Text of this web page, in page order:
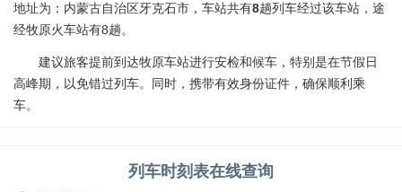
地址为：内蒙古自治区牙克石市，车站共有8趟列车经过该车站，途
经牧原火车站有8趟。
建议旅客提前到达牧原车站进行安检和候车，特别是在节假日
高峰期，以免错过列车。同时，携带有效身份证件，确保顺利乘
车。
列车时刻表在线查询